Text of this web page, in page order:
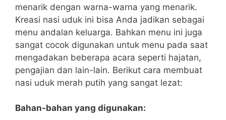
menarik dengan warna-warna yang menarik.
Kreasi nasi uduk ini bisa Anda jadikan sebagai
menu andalan keluarga. Bahkan menu ini juga
sangat cocok digunakan untuk menu pada saat
mengadakan beberapa acara seperti hajatan,
pengajian dan lain-lain. Berikut cara membuat
nasi uduk merah putih yang sangat lezat:
Bahan-bahan yang digunakan: